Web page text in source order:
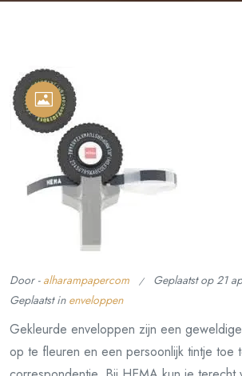
Door - alharampapercom Geplaatst op21
Geplaatst in enveloppen
Gekleurde enveloppen zijn een
op te fleuren en een persoonlijk tintje toe